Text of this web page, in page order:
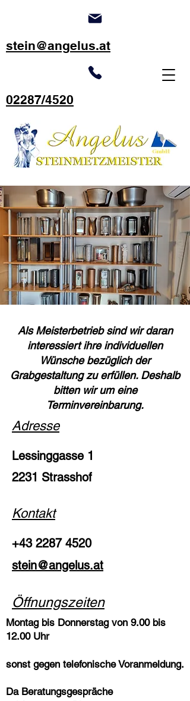
02287/4520
stein@angelus.at
Als Meisterbetrieb sind wir daran
interessiert ihre individuellen
Wünsche bezüglich der
Grabgestaltung zu erfüllen. Deshalb
bitten wir um eine
Terminvereinbarung.
Adresse
Lessinggasse 1
2231 Strasshof
Kontakt
+43 2287 4520
stein@angelus.at
Öffnungszeiten
Montag bis Donnerstag von 9.00 bis
12.00 Uhr
sonst gegen telefonische Voranmeldung.
Da Beratungsgespräche